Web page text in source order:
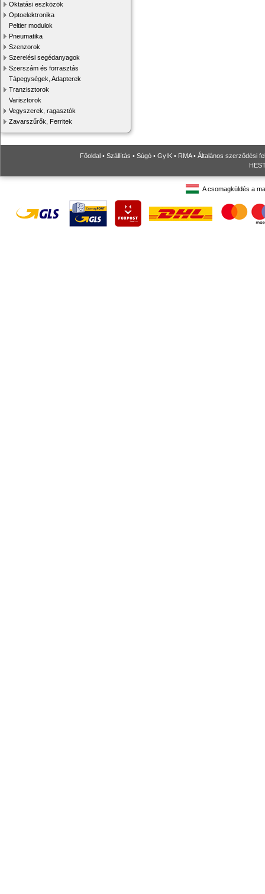
Oktatási eszközök
Optoelektronika
Peltier modulok
Pneumatika
Szenzorok
Szerelési segédanyagok
Szerszám és forrasztás
Tápegységek, Adapterek
Tranzisztorok
Varisztorok
Vegyszerek, ragasztók
Zavarszűrők, Ferritek
Főoldal • Szállítás • Súgó • GyIK • RMA• Általános szerződési
A csomagküldés a